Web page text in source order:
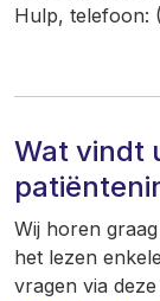
Hulp, telefoon:
Wat vindt
Wij horen
het lezen
vragen via